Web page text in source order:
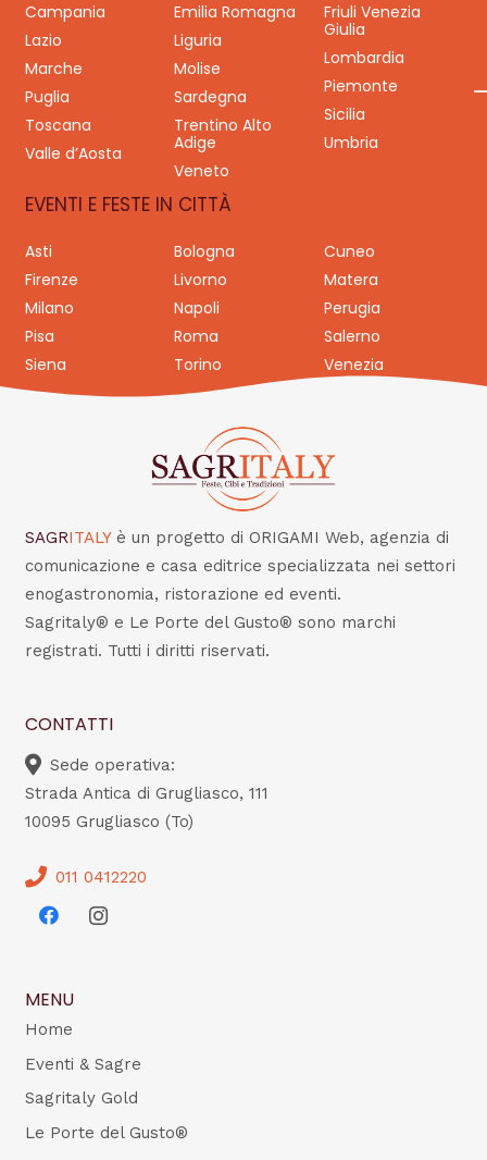
Campania
Emilia Romagna
Friuli Venezia
Giulia
Lazio
Liguria
Lombardia
Marche
Molise
Piemonte
Puglia
Sardegna
Sicilia
Toscana
Trentino Alto
Adige
Umbria
Valle d’Aosta
Veneto
EVENTI E FESTE IN CITTÀ
Asti Bologna
Cuneo
Firenze
Livorno
Matera
Milano
Napoli
Perugia
Pisa
Roma
Salerno
Siena
Torino Venezia
SAGRITALY è un progetto di ORIGAMI Web, agenzia di
comunicazione e casa editrice specializzata nei settori
enogastronomia, ristorazione ed eventi.
Sagritaly® e Le Porte del Gusto® sono marchi
registrati. Tutti i diritti riservati.
CONTATTI
Sede operativa:
Strada Antica di Grugliasco, 111
10095 Grugliasco (To)
011 0412220
MENU
Home
Eventi & Sagre
Sagritaly Gold
Le Porte del Gusto®